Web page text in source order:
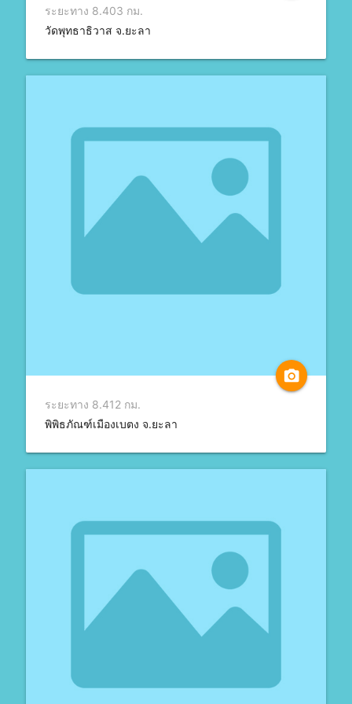
ระยะทาง 8.403 กม.
วัดพุทธาธิวาส จ.ยะลา
camera_alt
ระยะทาง 8.412 กม.
พิพิธภัณฑ์เมืองเบตง จ.ยะลา